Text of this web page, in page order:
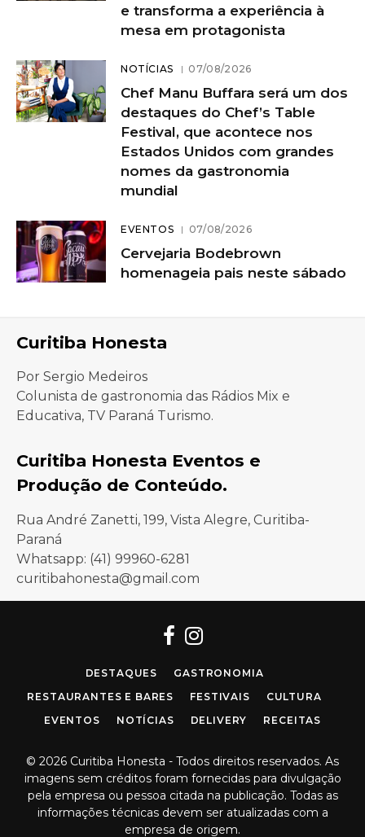
e transforma a experiência à
mesa em protagonista
NOTÍCIAS 07/08/2026
Chef Manu Buffara será um dos
destaques do Chef’s Table
Festival, que acontece nos
Estados Unidos com grandes
nomes da gastronomia
mundial
EVENTOS 07/08/2026
Cervejaria Bodebrown
homenageia pais neste sábado
Curitiba Honesta
Por Sergio Medeiros
Colunista de gastronomia das Rádios Mix e
Educativa, TV Paraná Turismo.
Curitiba Honesta Eventos e
Produção de Conteúdo.
Rua André Zanetti, 199, Vista Alegre, Curitiba-
Paraná
Whatsapp: (41) 99960-6281
curitibahonesta@gmail.com
Facebook
Instagram
DESTAQUES
GASTRONOMIA
RESTAURANTES E BARES
FESTIVAIS
CULTURA
EVENTOS
NOTÍCIAS DELIVERY RECEITAS
© 2026 Curitiba Honesta - Todos direitos reservados. As
imagens sem créditos foram fornecidas para divulgação
pela empresa ou pessoa citada na publicação. Todas as
informações técnicas devem ser atualizadas com a
empresa de origem.